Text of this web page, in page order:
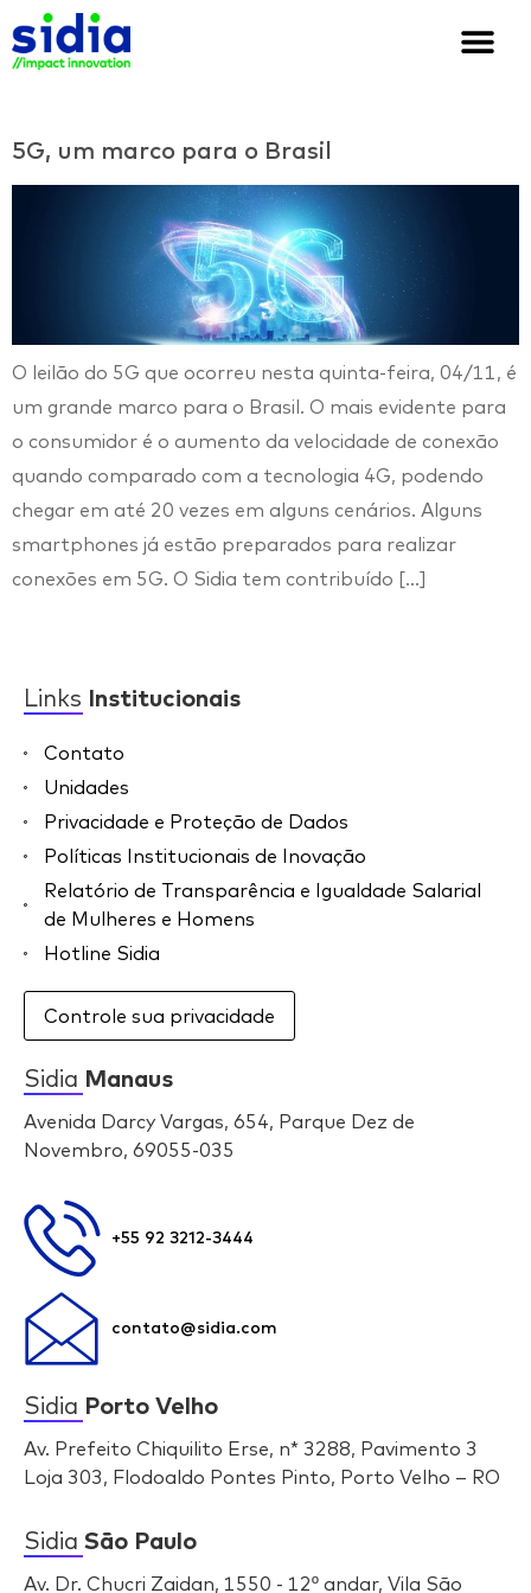
5G, um marco para o Brasil
O leilão do 5G que ocorreu nesta quinta-feira, 04/11, é
um grande marco para o Brasil. O mais evidente para
o consumidor é o aumento da velocidade de conexão
quando comparado com a tecnologia 4G, podendo
chegar em até 20 vezes em alguns cenários. Alguns
smartphones já estão preparados para realizar
conexões em 5G. O Sidia tem contribuído […]
Links Institucionais
Contato
Unidades
Privacidade e Proteção de Dados
Políticas Institucionais de Inovação
Relatório de Transparência e Igualdade Salarial
de Mulheres e Homens
Hotline Sidia
Controle sua privacidade
Sidia Manaus
Avenida Darcy Vargas, 654, Parque Dez de
Novembro, 69055-035
+55 92 3212-3444
contato@sidia.com
Sidia Porto Velho
Av. Prefeito Chiquilito Erse, n* 3288, Pavimento 3
Loja 303, Flodoaldo Pontes Pinto, Porto Velho – RO
Sidia São Paulo
Av. Dr. Chucri Zaidan, 1550 - 12º andar, Vila São